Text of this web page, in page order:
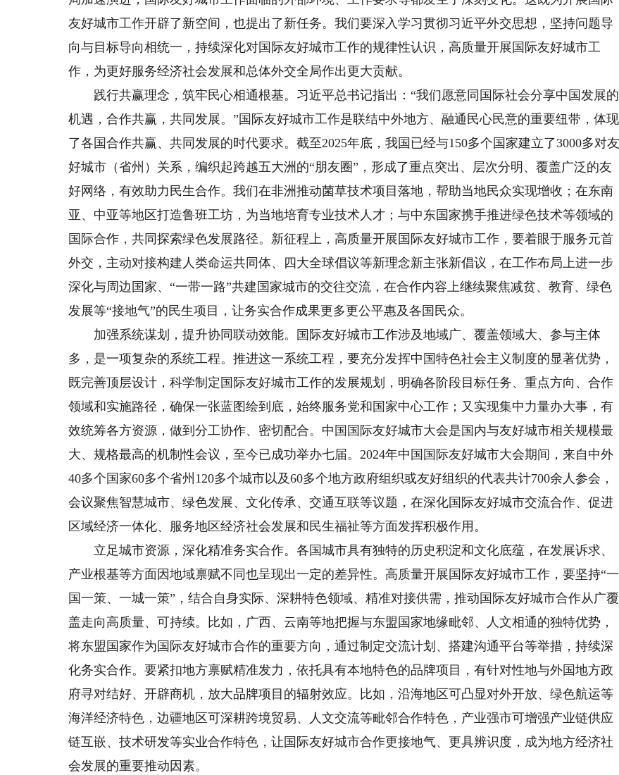
友好城市工作开辟了新空间，也提出了新任务。我们要深入学习贯彻习近平外交思想，坚持问题导
向与目标导向相统一，持续深化对国际友好城市工作的规律性认识，高质量开展国际友好城市工
作，为更好服务经济社会发展和总体外交全局作出更大贡献。
践行共赢理念，筑牢民心相通根基。习近平总书记指出：“我们愿意同国际社会分享中国发展的
机遇，合作共赢，共同发展。”国际友好城市工作是联结中外地方、融通民心民意的重要纽带，体现
了各国合作共赢、共同发展的时代要求。截至2025年底，我国已经与150多个国家建立了3000多对友
好城市（省州）关系，编织起跨越五大洲的“朋友圈”，形成了重点突出、层次分明、覆盖广泛的友
好网络，有效助力民生合作。我们在非洲推动菌草技术项目落地，帮助当地民众实现增收；在东南
亚、中亚等地区打造鲁班工坊，为当地培育专业技术人才；与中东国家携手推进绿色技术等领域的
国际合作，共同探索绿色发展路径。新征程上，高质量开展国际友好城市工作，要着眼于服务元首
外交，主动对接构建人类命运共同体、四大全球倡议等新理念新主张新倡议，在工作布局上进一步
深化与周边国家、“一带一路”共建国家城市的交往交流，在合作内容上继续聚焦减贫、教育、绿色
发展等“接地气”的民生项目，让务实合作成果更多更公平惠及各国民众。
加强系统谋划，提升协同联动效能。国际友好城市工作涉及地域广、覆盖领域大、参与主体
多，是一项复杂的系统工程。推进这一系统工程，要充分发挥中国特色社会主义制度的显著优势，
既完善顶层设计，科学制定国际友好城市工作的发展规划，明确各阶段目标任务、重点方向、合作
领域和实施路径，确保一张蓝图绘到底，始终服务党和国家中心工作；又实现集中力量办大事，有
效统筹各方资源，做到分工协作、密切配合。中国国际友好城市大会是国内与友好城市相关规模最
大、规格最高的机制性会议，至今已成功举办七届。2024年中国国际友好城市大会期间，来自中外
40多个国家60多个省州120多个城市以及60多个地方政府组织或友好组织的代表共计700余人参会，
会议聚焦智慧城市、绿色发展、文化传承、交通互联等议题，在深化国际友好城市交流合作、促进
区域经济一体化、服务地区经济社会发展和民生福祉等方面发挥积极作用。
立足城市资源，深化精准务实合作。各国城市具有独特的历史积淀和文化底蕴，在发展诉求、
产业根基等方面因地域禀赋不同也呈现出一定的差异性。高质量开展国际友好城市工作，要坚持“一
国一策、一城一策”，结合自身实际、深耕特色领域、精准对接供需，推动国际友好城市合作从广覆
盖走向高质量、可持续。比如，广西、云南等地把握与东盟国家地缘毗邻、人文相通的独特优势，
将东盟国家作为国际友好城市合作的重要方向，通过制定交流计划、搭建沟通平台等举措，持续深
化务实合作。要紧扣地方禀赋精准发力，依托具有本地特色的品牌项目，有针对性地与外国地方政
府寻对结好、开辟商机，放大品牌项目的辐射效应。比如，沿海地区可凸显对外开放、绿色航运等
海洋经济特色，边疆地区可深耕跨境贸易、人文交流等毗邻合作特色，产业强市可增强产业链供应
链互嵌、技术研发等实业合作特色，让国际友好城市合作更接地气、更具辨识度，成为地方经济社
会发展的重要推动因素。